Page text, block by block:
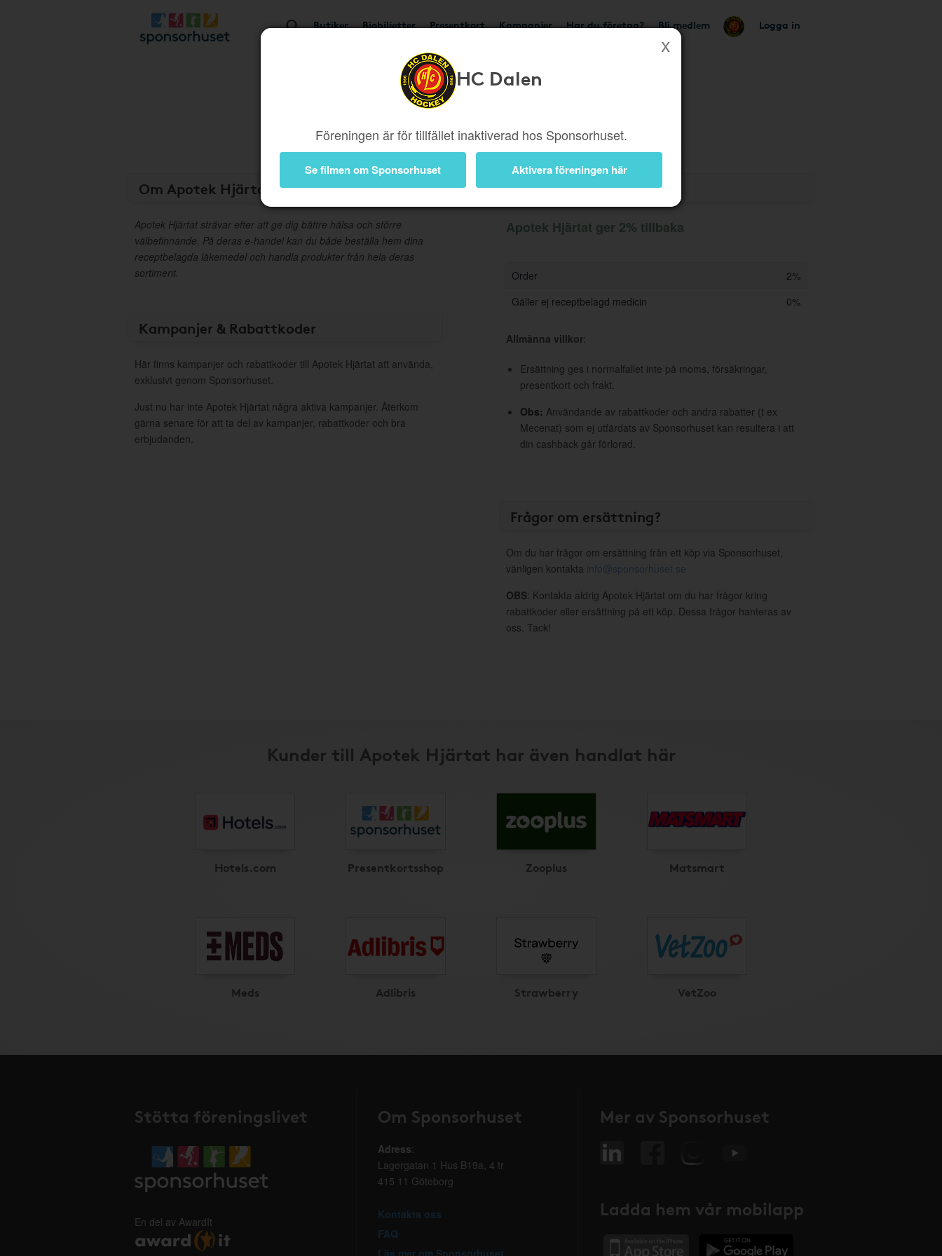
Butiker Biobiljetter Presentkort Kampanjer Har du företag? Bli medlem Logga in
HC Dalen
Föreningen är för tillfället inaktiverad hos Sponsorhuset.
Se filmen om Sponsorhuset Aktivera föreningen här
Ger 2%
Om Apotek Hjärtat
Apotek Hjärtat strävar efter att ge dig bättre hälsa och större
välbefinnande. På deras e-handel kan du både beställa hem dina
receptbelagda läkemedel och handla produkter från hela deras
sortiment.
Kampanjer & Rabattkoder
Här finns kampanjer och rabattkoder till Apotek Hjärtat att använda,
exklusivt genom Sponsorhuset.
Just nu har inte Apotek Hjärtat några aktiva kampanjer. Återkom
gärna senare för att ta del av kampanjer, rabattkoder och bra
erbjudanden.
Information
Apotek Hjärtat ger 2% tillbaka
Order
2%
Gäller ej receptbelagd medicin
0%
Allmänna villkor:
Ersättning ges i normalfallet inte på moms, försäkringar,
presentkort och frakt.
Obs: Användande av rabattkoder och andra rabatter (t ex
Mecenat) som ej utfärdats av Sponsorhuset kan resultera i att
din cashback går förlorad.
Frågor om ersättning?
Om du har frågor om ersättning från ett köp via Sponsorhuset,
vänligen kontakta info@sponsorhuset.se
OBS: Kontakta aldrig Apotek Hjärtat om du har frågor kring
rabattkoder eller ersättning på ett köp. Dessa frågor hanteras av
oss. Tack!
Kunder till Apotek Hjärtat har även handlat här
Hotels.com Presentkortsshop Zooplus Matsmart
Meds Adlibris Strawberry VetZoo
Stötta föreningslivet
En del av AwardIt
Om Sponsorhuset
Adress:
Lagergatan 1 Hus B19a, 4 tr
415 11 Göteborg
Kontakta oss
FAQ
Läs mer om Sponsorhuset
Mer av Sponsorhuset
Ladda hem vår mobilapp